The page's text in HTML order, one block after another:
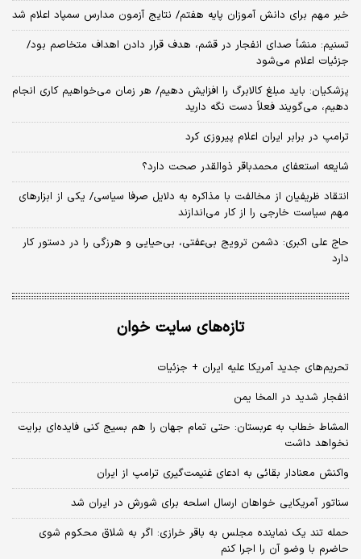
خبر مهم برای دانش آموزان پایه هفتم/ نتایج آزمون مدارس سمپاد اعلام شد
تسنیم: منشأ صدای انفجار در قشم، هدف قرار دادن اهداف متخاصم بود/
جزئیات اعلام می‌شود
پزشکیان: باید مبلغ کالابرگ را افزایش دهیم/ هر زمان می‌خواهیم کاری انجام
دهیم، می‌گویند فعلاً دست نگه دارید
ترامپ در برابر ایران اعلام پیروزی کرد
شایعه استعفای محمدباقر ذوالقدر صحت دارد؟
انتقاد ظریفیان از مخالفت با مذاکره به دلایل صرفا سیاسی/ یکی از ابزارهای
مهم سیاست خارجی را از کار می‌اندازند
حاج علی اکبری: دشمن ترویج بی‌عفتی، بی‌حیایی و هرزگی را در دستور کار
دارد
تازه‌های سایت خوان
تحریم‌های جدید آمریکا علیه ایران + جزئیات
انفجار شدید در المخا یمن
المشاط خطاب به عربستان: حتی تمام جهان را هم بسیج کنی فایده‌ای برایت
نخواهد داشت
واکنش معنادار بقائی به ادعای غنیمت‌گیری ترامپ از ایران
سناتور آمریکایی خواهان ارسال اسلحه برای شورش در ایران شد
حمله تند یک نماینده مجلس به باقر خرازی: اگر به شلاق محکوم شوی
حاضرم با وضو آن را اجرا کنم